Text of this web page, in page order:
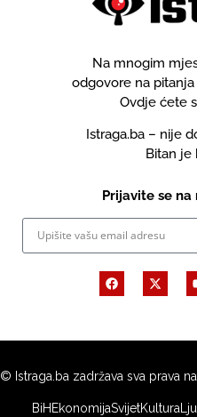
Na mnogim
odgovore na pitanja
Ovdje ćete
Istraga.ba – nije
Bitan je
Prijavite se
© Istraga.ba zadržava sva prava
BiH EkonomijaSvijetKultura